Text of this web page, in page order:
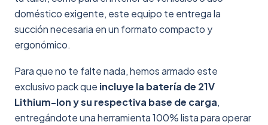
doméstico exigente, este equipo te entrega la
succión necesaria en un formato compacto y
ergonómico.
Para que no te falte nada, hemos armado este
exclusivo pack que incluye la batería de 21V
Lithium-Ion y su respectiva base de carga,
entregándote una herramienta 100% lista para operar